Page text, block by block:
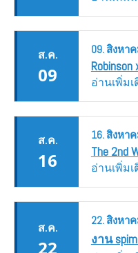
ส.ค.
09
09.สิงหา
Robinson
อ่านเพิ่มเ
ส.ค.
16
16.สิงหา
The 2nd
อ่านเพิ่มเ
ส.ค.
22
22.สิงหา
งาน spim